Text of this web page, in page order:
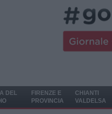
DEL
FIRENZE E
PROVINCIA
CHIANTI
VALDELSA